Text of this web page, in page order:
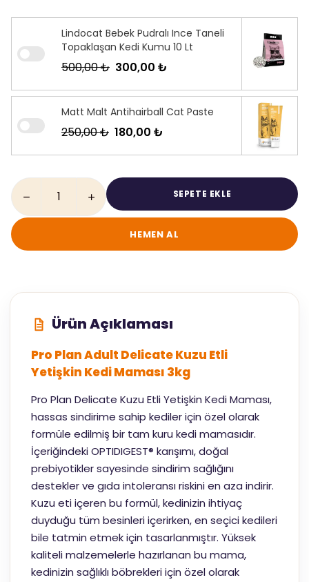
Lindocat Bebek Pudralı Ince Taneli
Topaklaşan Kedi Kumu 10 Lt
500,00 ₺ 300,00 ₺
Matt Malt Antihairball Cat Paste
250,00 ₺ 180,00 ₺
SEPETE EKLE
HEMEN AL
Ürün Açıklaması
Pro Plan Adult Delicate Kuzu Etli
Yetişkin Kedi Maması 3kg
Pro Plan Delicate Kuzu Etli Yetişkin Kedi Maması,
hassas sindirime sahip kediler için özel olarak
formüle edilmiş bir tam kuru kedi mamasıdır.
İçeriğindeki OPTIDIGEST® karışımı, doğal
prebiyotikler sayesinde sindirim sağlığını
destekler ve gıda intoleransı riskini en aza indirir.
Kuzu eti içeren bu formül, kedinizin ihtiyaç
duyduğu tüm besinleri içerirken, en seçici kedileri
bile tatmin etmek için tasarlanmıştır. Yüksek
kaliteli malzemelerle hazırlanan bu mama,
kedinizin sağlıklı böbrekleri için özel olarak